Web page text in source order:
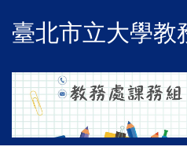
到
內
容
區
臺北市立大學教